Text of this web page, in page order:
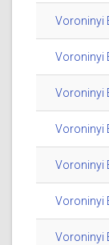
Voroninyi
Voroninyi
Voroninyi
Voroninyi
Voroninyi
Voroninyi
Voroninyi